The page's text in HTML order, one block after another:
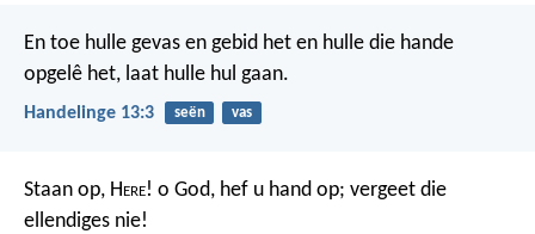
En toe hulle gevas en gebid het en hulle die hande
opgelê het, laat hulle hul gaan.
Handelinge 13:3 seën vas
Staan op, Here! o God, hef u hand op; vergeet die
ellendiges nie!